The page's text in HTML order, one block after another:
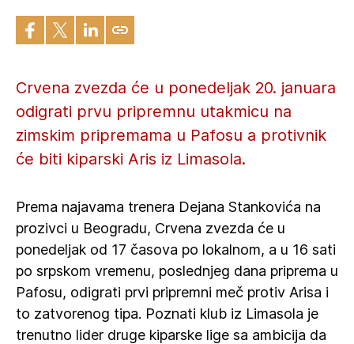
Crvena zvezda će u ponedeljak 20. januara
odigrati prvu pripremnu utakmicu na
zimskim pripremama u Pafosu a protivnik
će biti kiparski Aris iz Limasola.
Prema najavama trenera Dejana Stankovića na
prozivci u Beogradu, Crvena zvezda će u
ponedeljak od 17 časova po lokalnom, a u 16 sati
po srpskom vremenu, poslednjeg dana priprema u
Pafosu, odigrati prvi pripremni meč protiv Arisa i
to zatvorenog tipa. Poznati klub iz Limasola je
trenutno lider druge kiparske lige sa ambicija da